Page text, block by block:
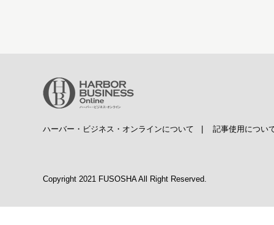
ハーバー・ビジネス・オンラインについて 記事使用につい
Copyright 2021 FUSOSHA All Right Reserved.